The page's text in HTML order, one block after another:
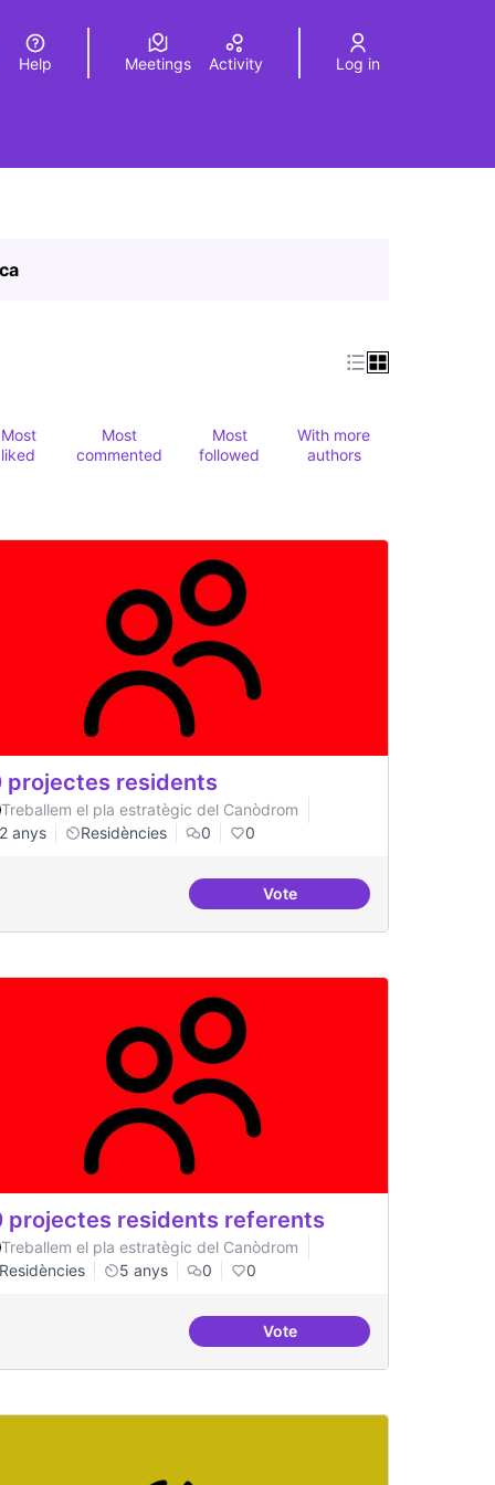
Elegir el idiomaChoose language
Help Meetings Activity Log in
Most
liked
Most
commented
Most
followed
With more
authors
projectes residents
Treballem el pla estratègic del Canòdrom
2 anys
Residències 0 0
Vote20 projectes residents
projectes residents referents
Treballem el pla estratègic del Canòdrom
Residències
5 anys 0 0
Vote30 projectes residents